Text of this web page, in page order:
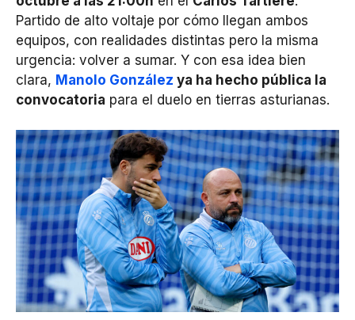
Partido de alto voltaje por cómo llegan ambos
equipos, con realidades distintas pero la misma
urgencia: volver a sumar. Y con esa idea bien
clara, Manolo González ya ha hecho pública la
convocatoria para el duelo en tierras asturianas.